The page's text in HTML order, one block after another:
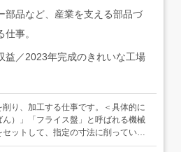
部品など、産業を支える部品づ
事。
益／2023年完成のきれいな工場
り、加工する仕事です。＜具体的に
）」「フライス盤」と呼ばれる機械
ットして、指定の寸法に削っていき
かの種類があり、経験を積みなが